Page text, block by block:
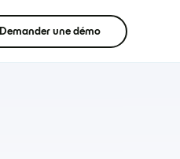
Demander une démo